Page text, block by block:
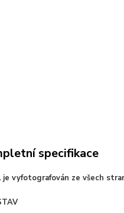
specifikace
je vyfotografován ze všech